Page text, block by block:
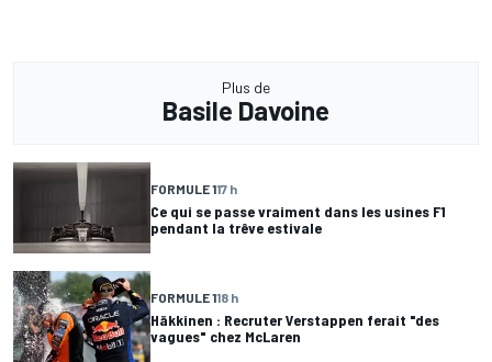
Plus de
Basile Davoine
FORMULE 117 h
Ce qui se passe vraiment dans les usines F1
pendant la trêve estivale
FORMULE 118 h
Häkkinen : Recruter Verstappen ferait "des
vagues" chez McLaren